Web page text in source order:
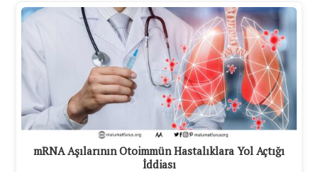
mRNA Aşılarının Otoimmün Hastalıklara Yol Açtığı
İddiası